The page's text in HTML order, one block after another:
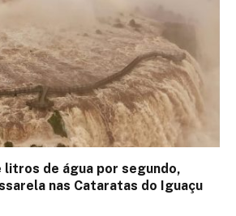
litros de água por segundo,
nas Cataratas do Iguaçu